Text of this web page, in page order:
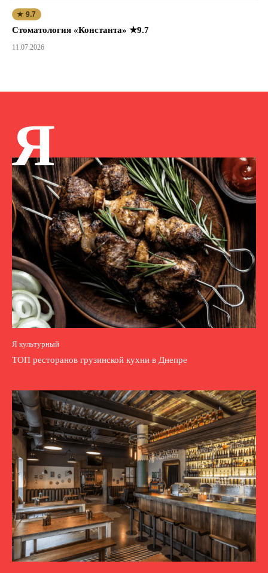
★ 9.7
Стоматология «Константа» ★9.7
11.07.2026
Я
Я культурный
ТОП ресторанов грузинской кухни в Днепре